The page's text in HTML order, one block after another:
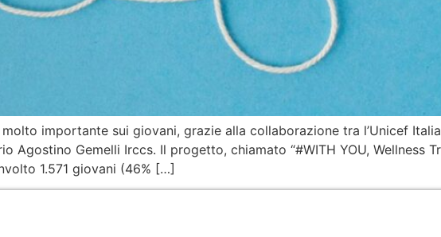
importante sui giovani, grazie alla collaborazione tra l’Unicef
Agostino Gemelli Irccs. Il progetto, chiamato “#WITH YOU, Wellness
1.571 giovani (46% […]